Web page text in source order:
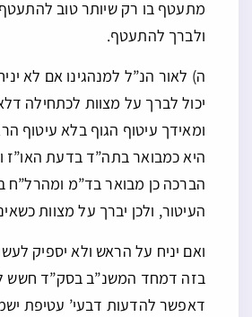
מתעטף בו רק שיותר טוב
ולברך להתעטף.
ה) לאור הנ”ל למנהגינו אם לא
יכול לברך על מצוות לכתחילה
ומאידך עיטוף הגוף בלא עיטוף
היא כמבואר בתה”ד בדעת האו”ז
הברכה כן מבואר בד”מ
העיטור, ולכן יברך על מצוות
ואם יניח על הראש ולא יספיק
בזה דמחד המשנ”ב בסק”ד חשש
דאפשר להדעות דבעי’ עטיפת